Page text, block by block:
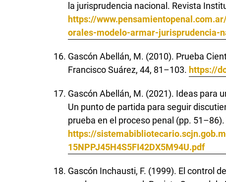
la jurisprudencia nacional. Revista
https://
orales-modelo-armar-jurisprudencia-
Gascón Abellán, M. (2010). Prueba
Francisco Suárez, 44, 81–103. https://
Gascón Abellán, M. (2021). Ideas para
Un punto de partida para seguir
prueba en el proceso penal (pp.
https://
15NPPJ45H4S5FI42DX5M94U.pdf
Gascón Inchausti, F. (1999). El control